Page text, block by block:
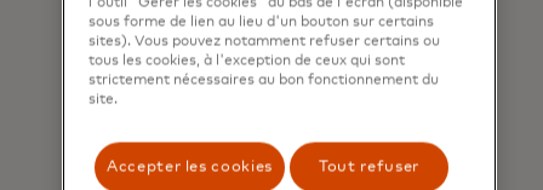
données riches
Des données de premier plan
alimentent vos systèmes comptables
stratégique.
sous forme de lien au lieu d'un bouton sur certains
sites). Vous pouvez notamment refuser certains ou
tous les cookies, à l'exception de ceux qui sont
strictement nécessaires au bon fonctionnement du
site.
Accepter les cookies Tout refuser